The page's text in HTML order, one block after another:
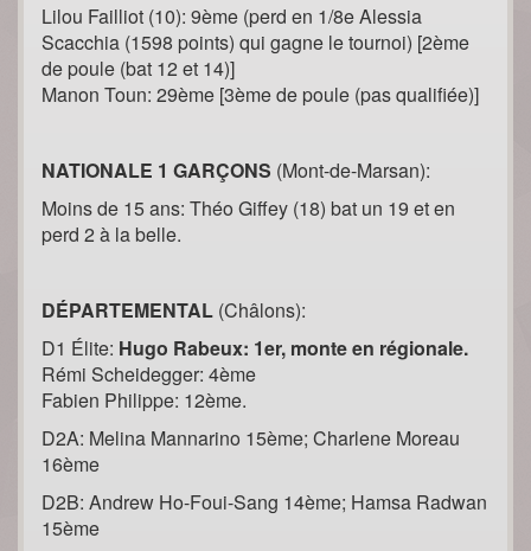
Lilou Failliot (10): 9ème (perd en 1/8e Alessia
Scacchia (1598 points) qui gagne le tournoi) [2ème
de poule (bat 12 et 14)]
Manon Toun: 29ème [3ème de poule (pas qualifiée)]
NATIONALE 1 GARÇONS (Mont-de-Marsan):
Moins de 15 ans: Théo Giffey (18) bat un 19 et en
perd 2 à la belle.
DÉPARTEMENTAL (Châlons):
D1 Élite: Hugo Rabeux: 1er, monte en régionale.
Rémi Scheidegger: 4ème
Fabien Philippe: 12ème.
D2A: Melina Mannarino 15ème; Charlene Moreau
16ème
D2B: Andrew Ho-Foui-Sang 14ème; Hamsa Radwan
15ème